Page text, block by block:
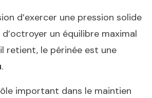
d’exercer une pression solide
un équilibre maximal
retient, le périnée est une
.
important dans le maintien